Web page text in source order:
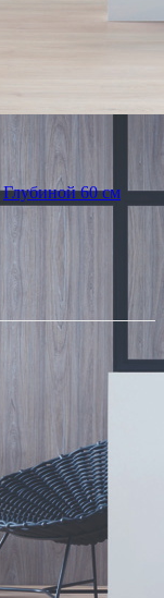
Глубиной 60 см